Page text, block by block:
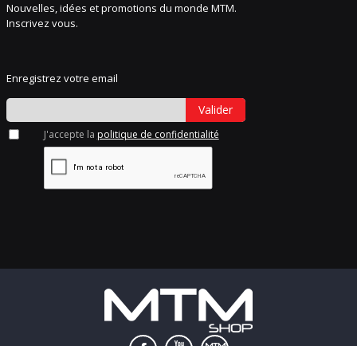
Nouvelles, idées et promotions du monde MTM.
Inscrivez vous.
Enregistrez votre email
Valider
J'accepte la politique de confidentialité